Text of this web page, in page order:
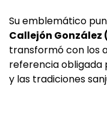
Su emblemático
Callejón González
transformó con los
referencia obligada
y las tradiciones